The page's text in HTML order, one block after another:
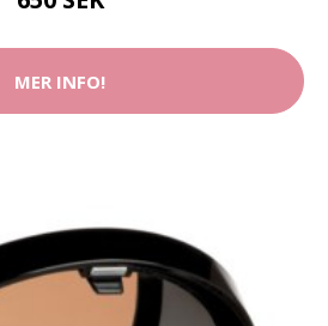
MER INFO!